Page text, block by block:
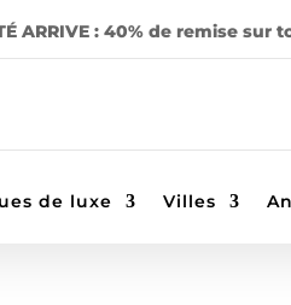
ARRIVE : 40% de remise sur
de luxe Villes